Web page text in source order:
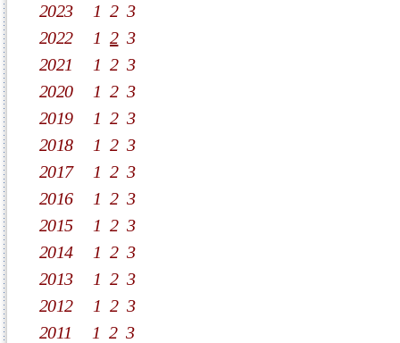
2023
1 2 3
2022
1 2 3
2021
1 2 3
2020
1 2 3
2019
1 2 3
2018
1 2 3
2017
1 2 3
2016
1 2 3
2015
1 2 3
2014
1 2 3
2013
1 2 3
2012
1 2 3
2011
1 2 3